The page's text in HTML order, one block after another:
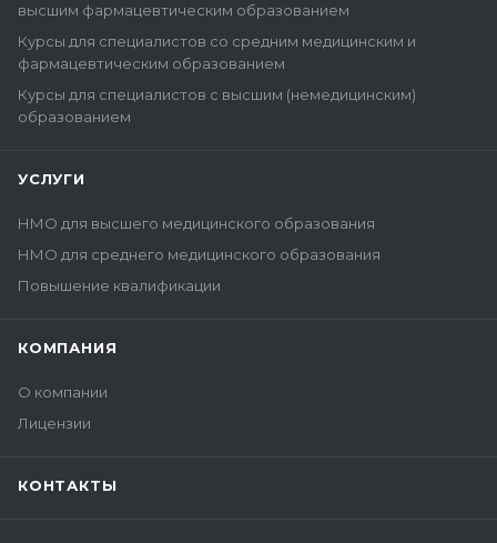
высшим фармацевтическим образованием
Курсы для специалистов со средним медицинским и
фармацевтическим образованием
Курсы для специалистов с высшим (немедицинским)
образованием
УСЛУГИ
НМО для высшего медицинского образования
НМО для среднего медицинского образования
Повышение квалификации
КОМПАНИЯ
О компании
Лицензии
КОНТАКТЫ